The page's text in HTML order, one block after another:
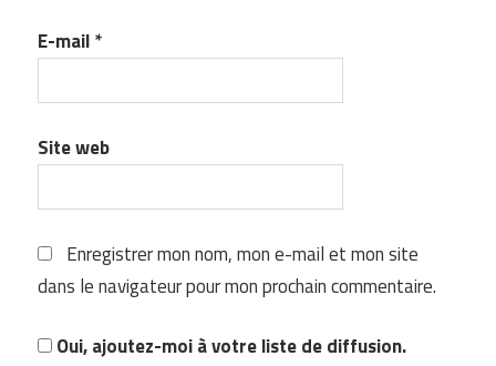
E-mail*
Site web
Enregistrer mon nom, mon e-mail et mon site
dans le navigateur pour mon prochain commentaire.
Oui, ajoutez-moi à votre liste de diffusion.